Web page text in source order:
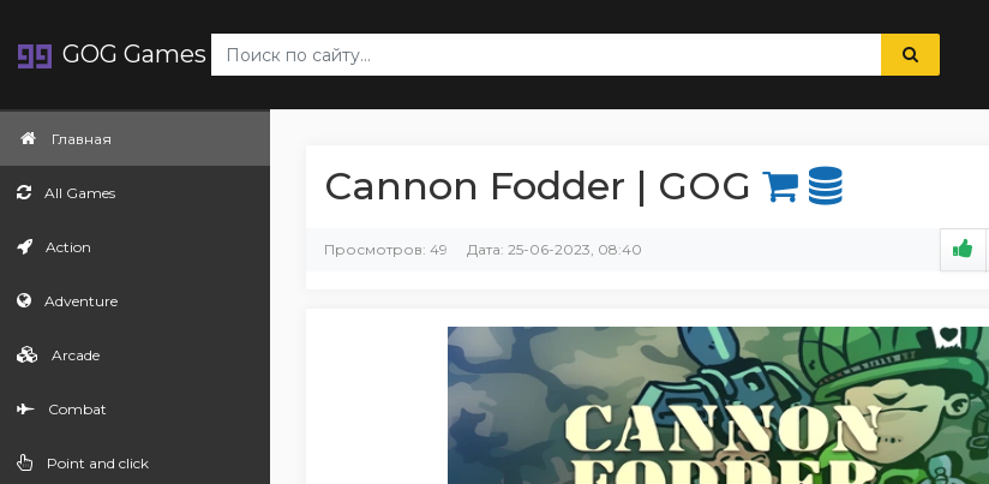
GOG Games
Главная
All Games
Action
Adventure
Arcade
Combat
Point and click
Cannon Fodder | GOG
Просмотров: 49 Дата: 25-06-2023, 08:40